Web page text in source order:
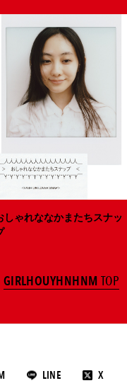
しゃれななかまたちスナッ
GIRLHOUYHNHNM TOP
LINE X